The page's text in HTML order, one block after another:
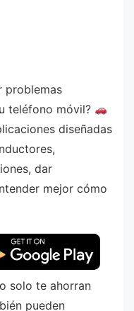
problemas
teléfono móvil?
diseñadas
dar
mejor cómo
solo te ahorran
pueden